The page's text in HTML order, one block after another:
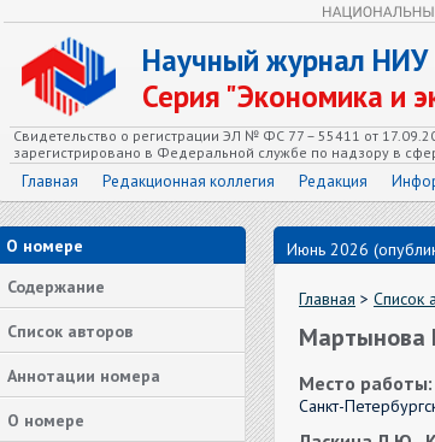
Научный журнал
Серия "Экономика и
Свидетельство о регистрации ЭЛ № ФС 77 – 55411 от
зарегистрировано в Федеральной службе по надзору в
Главная Редакционная коллегия Редакция
О номере
Содержание
Список авторов
Аннотации номера
О номере
Июнь 2026
Главная > Список
Мартынова
Место работы:
Санкт-